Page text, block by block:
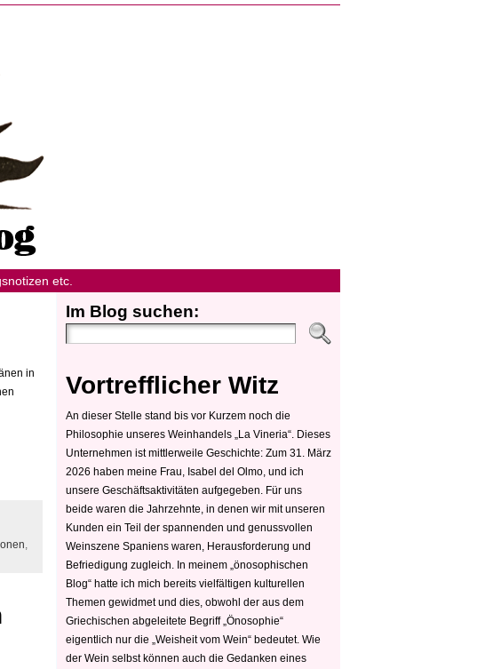
etc.
in
Im Blog suchen:
Vortrefflicher Witz
An dieser Stelle stand bis vor Kurzem noch die
Philosophie unseres Weinhandels „La Vineria“. Dieses
Unternehmen ist mittlerweile Geschichte: Zum 31. März
2026 haben meine Frau, Isabel del Olmo, und ich
unsere Geschäftsaktivitäten aufgegeben. Für uns
beide waren die Jahrzehnte, in denen wir mit unseren
Kunden ein Teil der spannenden und genussvollen
Weinszene Spaniens waren, Herausforderung und
Befriedigung zugleich. In meinem „önosophischen
Blog“ hatte ich mich bereits vielfältigen kulturellen
Themen gewidmet und dies, obwohl der aus dem
Griechischen abgeleitete Begriff „Önosophie“
eigentlich nur die „Weisheit vom Wein“ bedeutet. Wie
der Wein selbst können auch die Gedanken eines